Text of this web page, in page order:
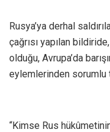
Rusya’ya derhal
çağrısı yapılan
olduğu, Avrupa’da
eylemlerinden sorumlu
“Kimse Rus